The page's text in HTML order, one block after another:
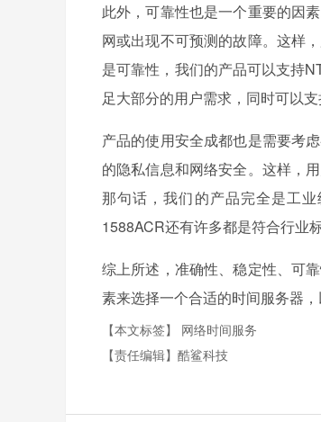
此外，可靠性也是一个重要的因
网或出现不可预测的故障。这样
是可靠性，我们的产品可以支持
足大部分的用户需求，同时可以
产品的使用安全成都也是需要考
的隐私信息和网络安全。这样，
那句话，我们的产品完全是工
1588ACR还有许多都是符合行业
综上所述，准确性、稳定性、可
素来选择一个合适的时间服务器
【本文标签】 网络时间服务
【责任编辑】 酷鲨科技